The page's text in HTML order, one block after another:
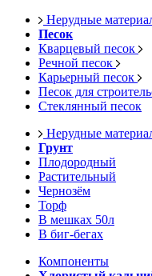
Нерудные
Песок
Кварцевый песок
Речной песок
Карьерный песок
Песок для
Стеклянный песок
Нерудные
Грунт
Плодородный
Растительный
Чернозём
Торф
В мешках 50л
В биг-бегах
Компоненты